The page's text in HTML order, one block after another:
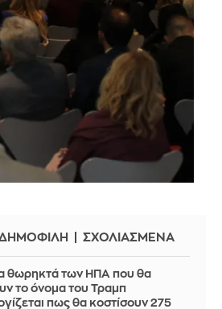
ΣΧΟΛΙΑΣΜΕΝΑ
θωρηκτά των ΗΠΑ που θα
το όνομα του Τραμπ
πως θα κοστίσουν 275